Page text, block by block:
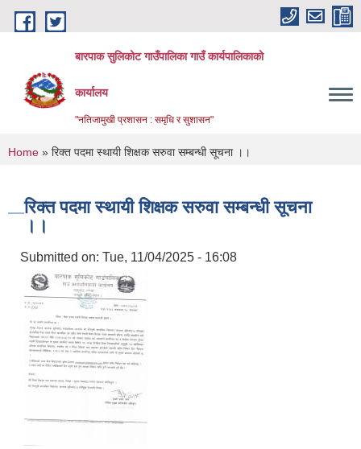
Skip to main content
बारपाक सुलिकोट गाउँपालिका गाउँ कार्यपालिकाको
कार्यालय
"नतिजामुखी प्रशासन : समृधि र सुशासन"
You are here
Home » रिक्त पदमा स्थायी शिक्षक सरुवा सम्बन्धी सूचना ।।
रिक्त पदमा स्थायी शिक्षक सरुवा सम्बन्धी सूचना
।।
Submitted on: Tue, 11/04/2025 - 16:08